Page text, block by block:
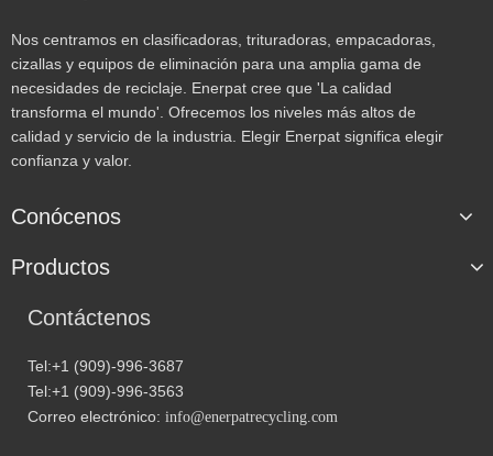
Nos centramos en clasificadoras, trituradoras, empacadoras,
cizallas y equipos de eliminación para una amplia gama de
necesidades de reciclaje. Enerpat cree que 'La calidad
transforma el mundo'. Ofrecemos los niveles más altos de
calidad y servicio de la industria. Elegir Enerpat significa elegir
confianza y valor.
Conócenos
Productos
Contáctenos
Tel:+1 (909)-996-3687
Tel:+1 (909)-996-3563
Correo electrónico: info@enerpatrecycling.com